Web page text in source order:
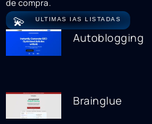
de compra.
💫 ULTIMAS IAS LISTADAS
Autoblogging
Brainglue